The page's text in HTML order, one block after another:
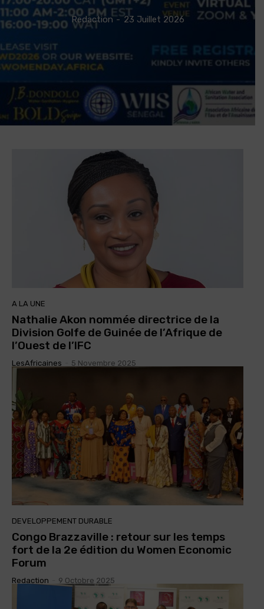
Redaction - 23 Juillet 2026
A LA UNE
Nathalie Akon nommée directrice de la
Division Golfe de Guinée de l’Afrique de
l’Ouest de l’IFC
LesAfricaines 5 Novembre 2025
DEVELOPPEMENT DURABLE
Congo Brazzaville : retour sur les temps
fort de la 2e édition du Women Economic
Forum
Redaction 9 Octobre 2025